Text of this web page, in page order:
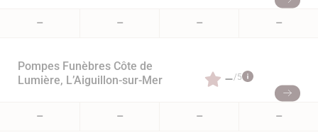
– – – –
Pompes Funèbres Côte de
Lumière, L’Aiguillon-sur-Mer
–/5
– – – –